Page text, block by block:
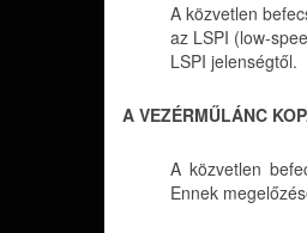
A közvetlen
az LSPI (low-
LSPI jelenségtől.
A VEZÉRMŰLÁNC
A közvetlen
Ennek